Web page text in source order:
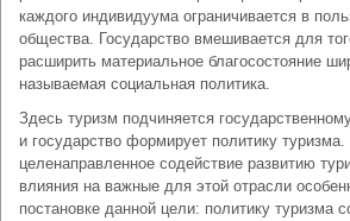
каждого индивидуума ограничивается в
общества. Государство вмешивается для
расширить материальное благосостояние
называемая социальная политика.
Здесь туризм подчиняется
и государство формирует политику
целенаправленное содействие развитию
влияния на важные для этой отрасли
постановке данной цели: политику туризма